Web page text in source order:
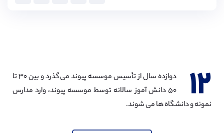
۱۲
دوازده سال از تأسیس موسسه پیوند می گذرد و بین ۳۰ تا
۵۰ دانش آموز سالانه توسط موسسه پیوند، وارد مدارس
نمونه و دانشگاه ها می شوند.